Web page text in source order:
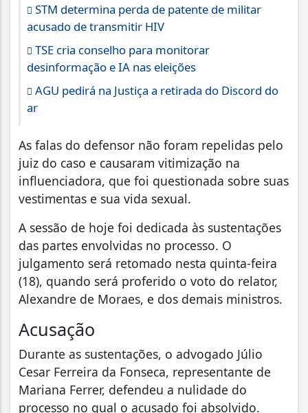
STM determina perda de patente de militar
acusado de transmitir HIV
TSE cria conselho para monitorar
desinformação e IA nas eleições
AGU pedirá na Justiça a retirada do Discord do
ar
As falas do defensor não foram repelidas pelo
juiz do caso e causaram vitimização na
influenciadora, que foi questionada sobre suas
vestimentas e sua vida sexual.
A sessão de hoje foi dedicada às sustentações
das partes envolvidas no processo. O
julgamento será retomado nesta quinta-feira
(18), quando será proferido o voto do relator,
Alexandre de Moraes, e dos demais ministros.
Acusação
Durante as sustentações, o advogado Júlio
Cesar Ferreira da Fonseca, representante de
Mariana Ferrer, defendeu a nulidade do
processo no qual o acusado foi absolvido.